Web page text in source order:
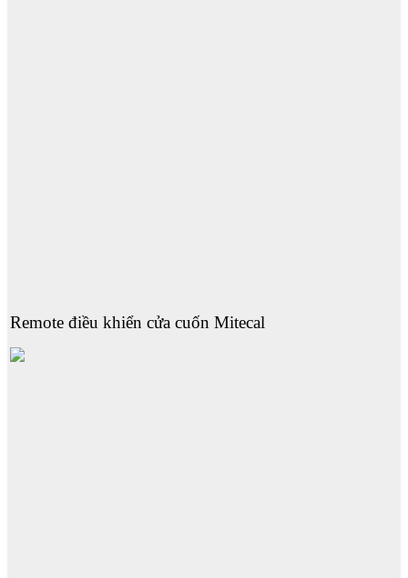
Remote điều khiển cửa cuốn Mitecal